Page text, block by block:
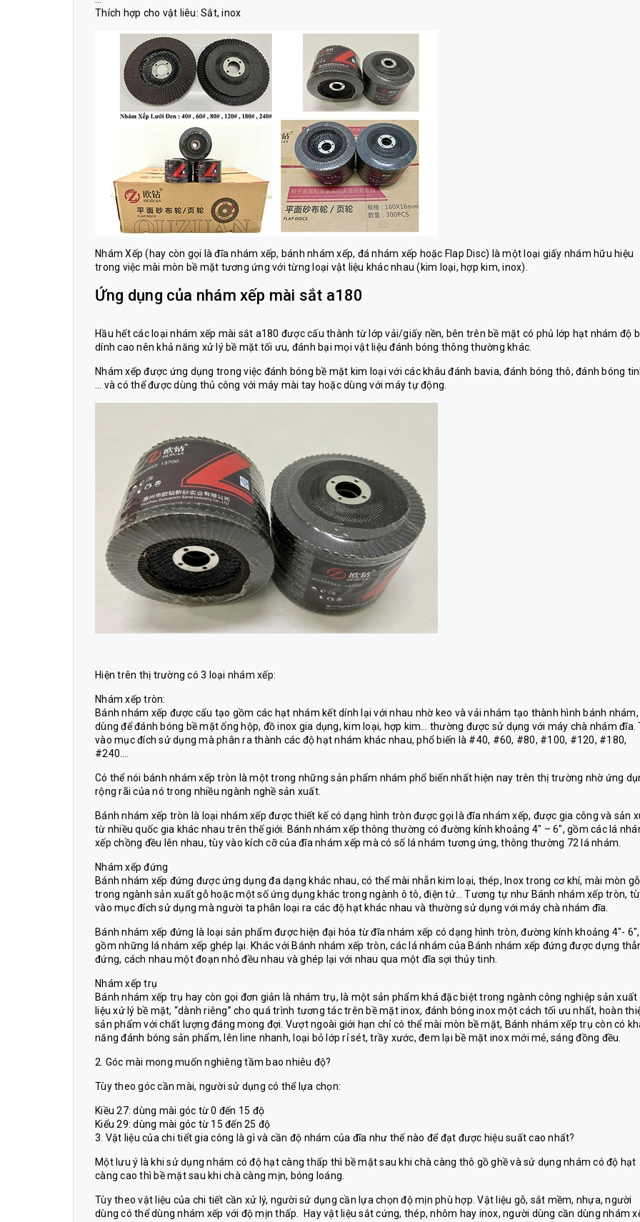
Thích hợp cho vật liêu: Sắt, inox
Nhám Xếp (hay còn gọi là đĩa nhám xếp, bánh nhám xếp, đá nhám xếp hoặc Flap Disc) là một loại giấy nhám hữu hiệu
trong việc mài mòn bề mặt tương ứng với từng loại vật liệu khác nhau (kim loại, hợp kim, inox).
Ứng dụng của nhám xếp mài sắt a180
Hầu hết các loại nhám xếp mài sắt a180 được cấu thành từ lớp vải/giấy nền, bên trên bề mặt có phủ lớp hạt nhám độ
dính cao nên khả năng xử lý bề mặt tối ưu, đánh bại mọi vật liệu đánh bóng thông thường khác.
Nhám xếp được ứng dụng trong việc đánh bóng bề mặt kim loại với các khâu đánh bavia, đánh bóng thô, đánh bóng
… và có thể được dùng thủ công với máy mài tay hoặc dùng với máy tự động.
Hiện trên thị trường có 3 loại nhám xếp:
Nhám xếp tròn:
Bánh nhám xếp được cấu tạo gồm các hạt nhám kết dính lại với nhau nhờ keo và vải nhám tạo thành hình bánh nhám,
dùng để đánh bóng bề mặt ống hộp, đồ inox gia dụng, kim loại, hợp kim… thường được sử dụng với máy chà nhám đĩa.
vào mục đích sử dụng mà phân ra thành các độ hạt nhám khác nhau, phổ biến là #40, #60, #80, #100, #120, #180,
#240….
Có thể nói bánh nhám xếp tròn là một trong những sản phẩm nhám phổ biến nhất hiện nay trên thị trường nhờ ứng
rộng rãi của nó trong nhiều ngành nghề sản xuất.
Bánh nhám xếp tròn là loại nhám xếp được thiết kế có dạng hình tròn được gọi là đĩa nhám xếp, được gia công và sản
từ nhiều quốc gia khác nhau trên thế giới. Bánh nhám xếp thông thường có đường kính khoảng 4″ – 6″, gồm các lá
xếp chồng đều lên nhau, tùy vào kích cỡ của đĩa nhám xếp mà có số lá nhám tương ứng, thông thường 72 lá nhám.
Nhám xếp đứng
Bánh nhám xếp đứng được ứng dụng đa dạng khác nhau, có thể mài nhẵn kim loại, thép, Inox trong cơ khí, mài mòn gỗ
trong ngành sản xuất gỗ hoặc một số ứng dụng khác trong ngành ô tô, điện tử… Tương tự như Bánh nhám xếp tròn,
vào mục đích sử dụng mà người ta phân loại ra các độ hạt khác nhau và thường sử dụng với máy chà nhám đĩa.
Bánh nhám xếp đứng là loại sản phẩm được hiện đại hóa từ đĩa nhám xếp có dạng hình tròn, đường kính khoảng 4″- 6″,
gồm những lá nhám xếp ghép lại. Khác với Bánh nhám xếp tròn, các lá nhám của Bánh nhám xếp đứng được dựng
đứng, cách nhau một đoạn nhỏ đều nhau và ghép lại với nhau qua một đĩa sợi thủy tinh.
Nhám xếp trụ
Bánh nhám xếp trụ hay còn gọi đơn giản là nhám trụ, là một sản phẩm khá đặc biệt trong ngành công nghiệp sản xuất
liệu xử lý bề mặt, “dành riêng” cho quá trình tương tác trên bề mặt inox, đánh bóng inox một cách tối ưu nhất, hoàn
sản phẩm với chất lượng đáng mong đợi. Vượt ngoài giới hạn chỉ có thể mài mòn bề mặt, Bánh nhám xếp trụ còn có
năng đánh bóng sản phẩm, lên line nhanh, loại bỏ lớp rỉ sét, trầy xước, đem lại bề mặt inox mới mẻ, sáng đồng đều.
2. Góc mài mong muốn nghiêng tầm bao nhiêu độ?
Tùy theo góc cần mài, người sử dụng có thể lựa chọn:
Kiều 27: dùng mài góc từ 0 đến 15 độ
Kiểu 29: dùng mài góc từ 15 đến 25 độ
3. Vật liệu của chi tiết gia công là gì và cần độ nhám của đĩa như thế nào để đạt được hiệu suất cao nhất?
Một lưu ý là khi sử dụng nhám có độ hạt càng thấp thì bề mặt sau khi chà càng thô gồ ghề và sử dụng nhám có độ hạt
càng cao thì bề mặt sau khi chà càng mịn, bóng loáng.
Tùy theo vật liệu của chi tiết cần xử lý, người sử dụng cần lựa chọn độ mịn phù hợp. Vật liệu gỗ, sắt mềm, nhựa, người
dùng có thể dùng nhám xếp với độ mịn thấp. Hay vật liệu sắt cứng, thép, nhôm hay inox, người dùng cần dùng nhám